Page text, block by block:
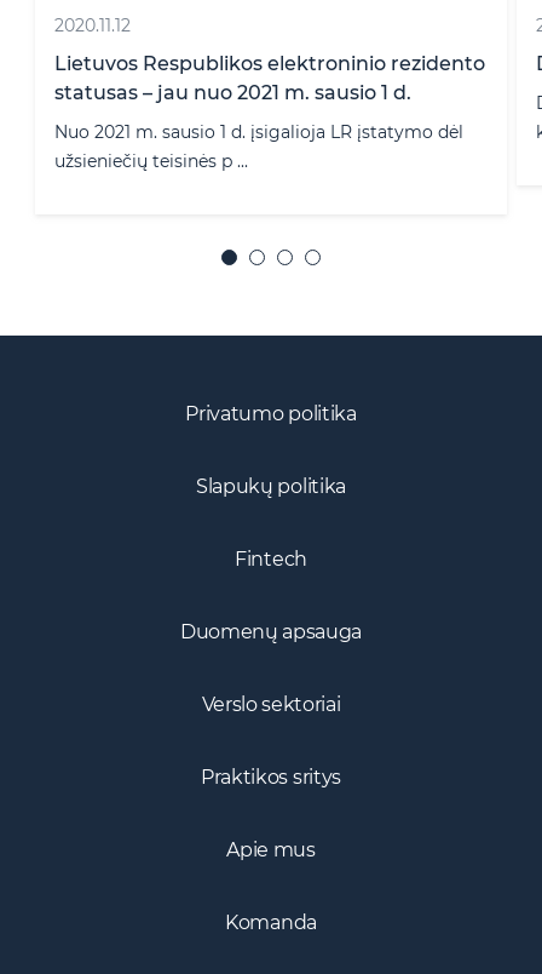
dėl
Darbuotojas – pas konkurentą
Darbuotojo sprendimas tęsti karjerą
konkuruojančioje įmonėje – išš� ...